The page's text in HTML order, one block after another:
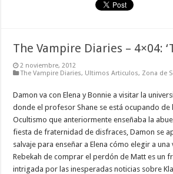
The Vampire Diaries – 4×04:
2 noviembre, 2012
The Vampire Diaries, Ultimos Articulos, Zona de
Damon va con Elena y Bonnie a visitar la
donde el profesor Shane se está ocupando de
Ocultismo que anteriormente enseñaba la
fiesta de fraternidad de disfraces, Damon se
salvaje para enseñar a Elena cómo elegir a una
Rebekah de comprar el perdón de Matt es un
intrigada por las inesperadas noticias sobre